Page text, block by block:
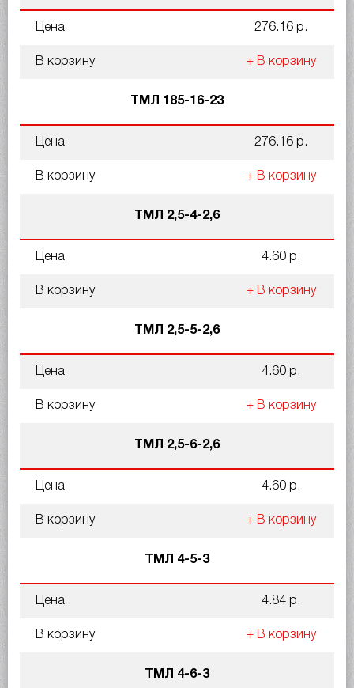
Цена 276.16 р.
В корзину + В корзину
ТМЛ 185-16-23
Цена 276.16 р.
В корзину + В корзину
ТМЛ 2,5-4-2,6
Цена 4.60 р.
В корзину + В корзину
ТМЛ 2,5-5-2,6
Цена 4.60 р.
В корзину + В корзину
ТМЛ 2,5-6-2,6
Цена 4.60 р.
В корзину + В корзину
ТМЛ 4-5-3
Цена 4.84 р.
В корзину + В корзину
ТМЛ 4-6-3